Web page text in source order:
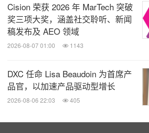
Cision 荣获 2026 年 MarTech 突破
奖三项大奖，涵盖社交聆听、新闻
稿发布及 AEO 领域
2026-08-07 01:00 1143
DXC 任命 Lisa Beaudoin 为首席产
品官，以加速产品驱动型增长
2026-08-06 22:03 405